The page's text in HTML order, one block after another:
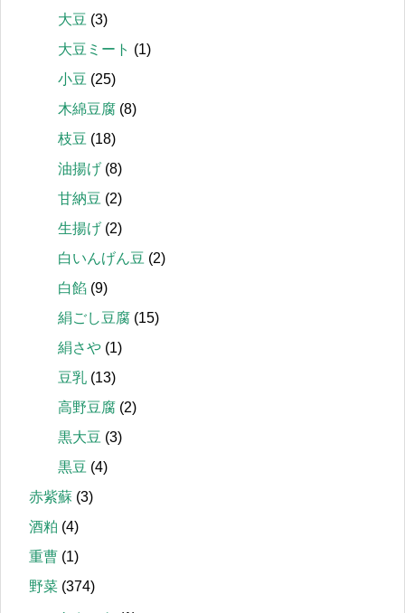
大豆 (3)
大豆ミート (1)
小豆 (25)
木綿豆腐 (8)
枝豆 (18)
油揚げ (8)
甘納豆 (2)
生揚げ (2)
白いんげん豆 (2)
白餡 (9)
絹ごし豆腐 (15)
絹さや (1)
豆乳 (13)
高野豆腐 (2)
黒大豆 (3)
黒豆 (4)
赤紫蘇 (3)
酒粕 (4)
重曹 (1)
野菜 (374)